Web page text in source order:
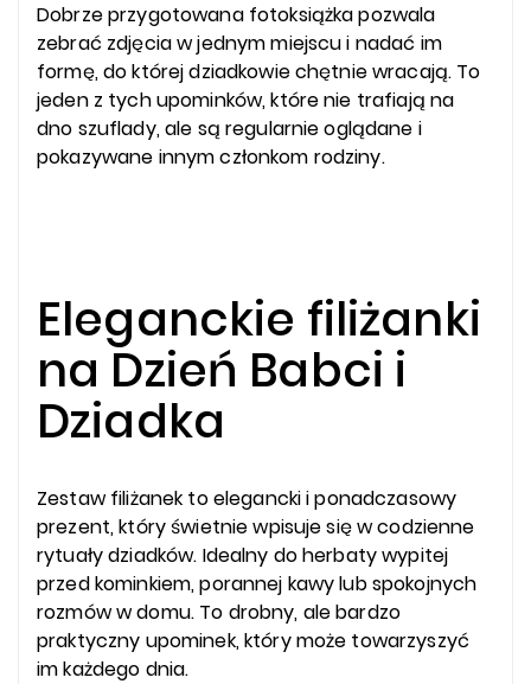
Dobrze przygotowana fotoksiążka pozwala
zebrać zdjęcia w jednym miejscu i nadać im
formę, do której dziadkowie chętnie wracają. To
jeden z tych upominków, które nie trafiają na
dno szuflady, ale są regularnie oglądane i
pokazywane innym członkom rodziny.
Eleganckie filiżanki
na Dzień Babci i
Dziadka
Zestaw filiżanek to elegancki i ponadczasowy
prezent, który świetnie wpisuje się w codzienne
rytuały dziadków. Idealny do herbaty wypitej
przed kominkiem, porannej kawy lub spokojnych
rozmów w domu. To drobny, ale bardzo
praktyczny upominek, który może towarzyszyć
im każdego dnia.